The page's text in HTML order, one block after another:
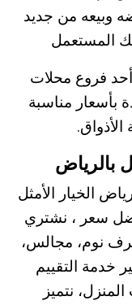
وبيعه من جديد
المستعمل
فروع محلات
بأسعار مناسبة
بالرياض
الخيار الأمثل
سعر ، نشتري
نوم، مجالس،
خدمة التقييم
نتميز